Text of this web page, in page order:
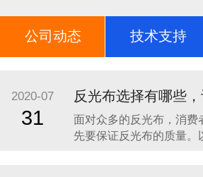
公司动态 技术支持
2020-07
31
反光布选择有哪些
面对众多的反光布，消费
先要保证反光布的质量。